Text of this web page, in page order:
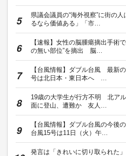
県議会議員の“海外視察”に街の
るなら価値ある」「市…
【速報】女性の脳腫瘍摘出手術
の無い部位”を摘出 脳…
【台風情報】ダブル台風 最新
号は北日本・東日本へ …
19歳の大学生が行方不明 北ア
面に登山、遭難か 友人…
【台風情報】ダブル台風の今後
台風15号は11日（火）午…
発言は「きれいに切り取られた